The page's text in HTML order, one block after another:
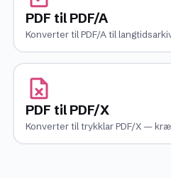
PDF til PDF/A
Konverter til PDF/A til
PDF til PDF/X
Konverter til trykklar PDF/X —